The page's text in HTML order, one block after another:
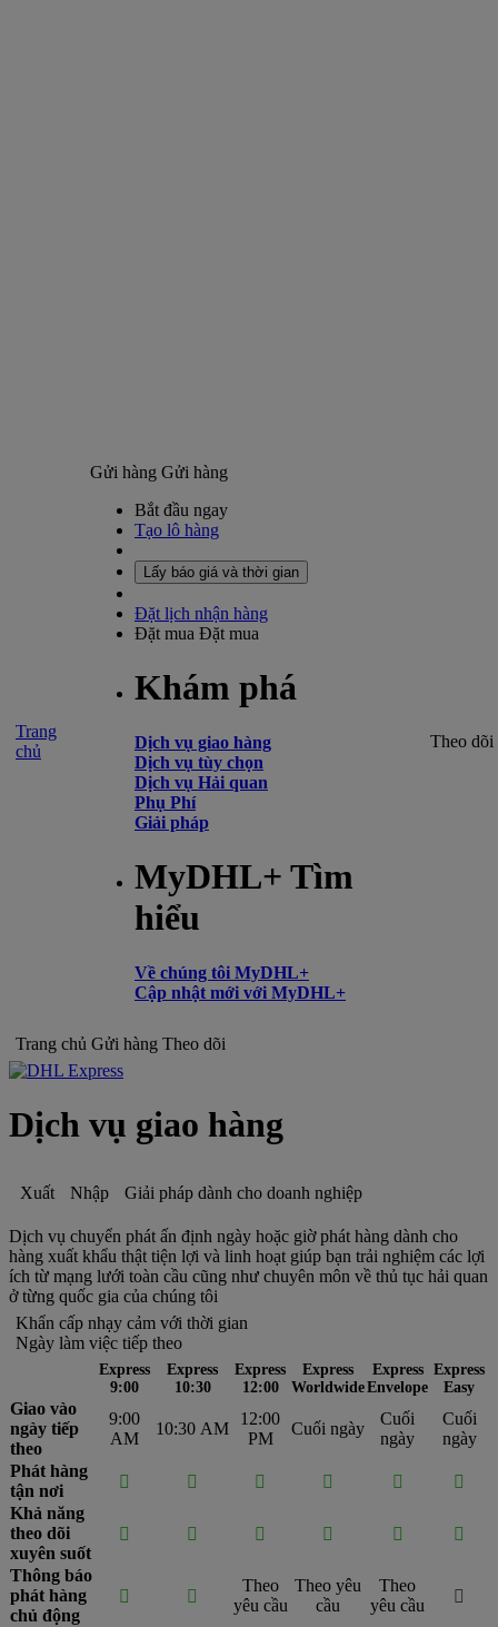
Trang
chủ
Gửi hàng Gửi hàng
Bắt đầu ngay
Tạo lô hàng
Lấy báo giá và thời gian
Đặt lịch nhận hàng
Đặt mua Đặt mua
Khám phá
Dịch vụ giao hàng
Dịch vụ tùy chọn
Dịch vụ Hải quan
Phụ Phí
Giải pháp
MyDHL+ Tìm
hiểu
Về chúng tôi MyDHL+
Cập nhật mới với MyDHL+
Theo dõi
Trang chủ Gửi hàng Theo dõi
Dịch vụ giao hàng
Xuất Nhập Giải pháp dành cho doanh nghiệp
Dịch vụ chuyển phát ấn định ngày hoặc giờ phát hàng dành cho
hàng xuất khẩu thật tiện lợi và linh hoạt giúp bạn trải nghiệm các lợi
ích từ mạng lưới toàn cầu cũng như chuyên môn về thủ tục hải quan
ở từng quốc gia của chúng tôi
Khẩn cấp nhạy cảm với thời gian
Ngày làm việc tiếp theo
Express
9:00
Express
10:30
Express
12:00
Express
Worldwide
Express
Envelope
Express
Easy
Giao vào
ngày tiếp
theo
9:00
AM
10:30 AM
12:00
PM
Cuối ngày
Cuối
ngày
Cuối
ngày
Phát hàng
tận nơi
    

Khả năng
theo dõi
xuyên suốt
     
Thông báo
phát hàng
chủ động
 
Theo
yêu cầu
Theo yêu
cầu
Theo
yêu cầu
